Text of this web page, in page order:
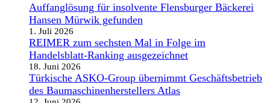
Auffanglösung für insolvente Flensburger Bäckerei
Hansen Mürwik gefunden
1. Juli 2026
REIMER zum sechsten Mal in Folge im
Handelsblatt-Ranking ausgezeichnet
18. Juni 2026
Türkische ASKO-Group übernimmt Geschäftsbetrieb
des Baumaschinenherstellers Atlas